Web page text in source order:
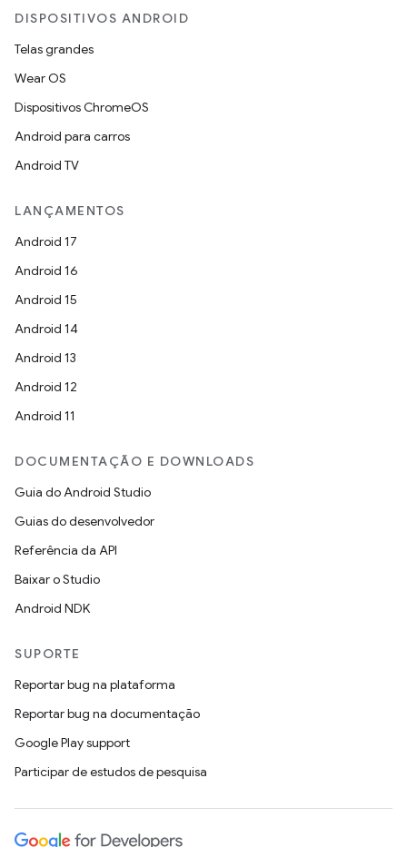
DISPOSITIVOS ANDROID
Telas grandes
Wear OS
Dispositivos ChromeOS
Android para carros
Android TV
LANÇAMENTOS
Android 17
Android 16
Android 15
Android 14
Android 13
Android 12
Android 11
DOCUMENTAÇÃO E DOWNLOADS
Guia do Android Studio
Guias do desenvolvedor
Referência da API
Baixar o Studio
Android NDK
SUPORTE
Reportar bug na plataforma
Reportar bug na documentação
Google Play support
Participar de estudos de pesquisa